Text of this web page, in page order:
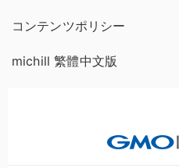
コンテンツポリシー
michill 繁體中文版